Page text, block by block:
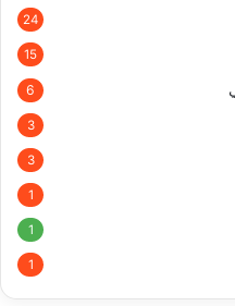
24
15
6
3
3
1
1
1